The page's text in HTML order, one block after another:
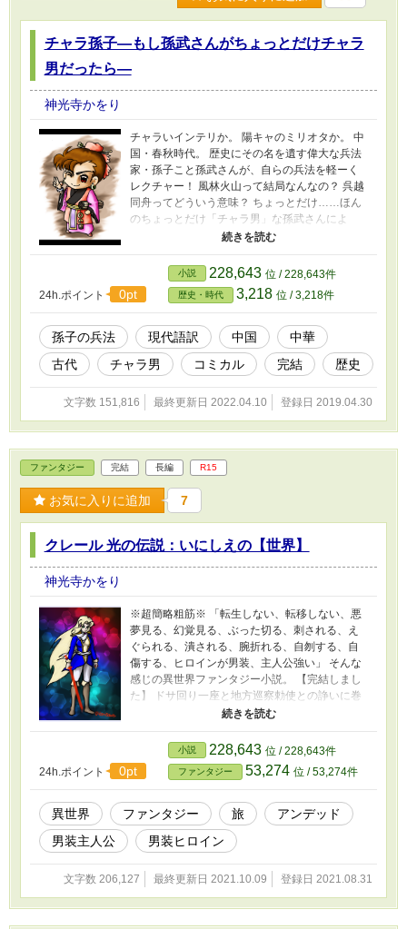
チャラ孫子―もし孫武さんがちょっとだけチャラ
男だったら―
神光寺かをり
チャラいインテリか。 陽キャのミリオタか。 中
国・春秋時代。 歴史にその名を遺す偉大な兵法
家・孫子こと孫武さんが、自らの兵法を軽ーく
レクチャー！ 風林火山って結局なんなの？ 呉越
同舟ってどういう意味？ ちょっとだけ……ほん
のちょっとだけ「チャラ男」な孫武さんによ
る、 軽薄な現代語訳「孫子の兵法」です。 ※直
ります。 ※この作品は、ノベルデイズ、pixiv小
説で公開中の同名作に、修正加筆を施した物で
す。 ※この作品は、ノベルアップ＋、小説家に
なろうでも公開しています。
24h.ポイント 0pt
小説 228,643 位 / 228,643件
歴史・時代 3,218 位 / 3,218件
孫子の兵法 現代語訳 中国
中華
古代
チャラ男 コミカル 完結 歴史
文字数 151,816 最終更新日 2022.04.10 登録日 2019.04.30
ファンタジー 完結 長編 R15
お気に入りに追加 7
クレール 光の伝説：いにしえの【世界】
神光寺かをり
※超簡略粗筋※ 「転生しない、転移しない、悪
夢見る、幻覚見る、ぶった切る、刺される、え
ぐられる、潰される、腕折れる、自刎する、自
傷する、ヒロインが男装、主人公強い」 そんな
感じの異世界ファンタジー小説。 【完結しまし
た】 ドサ回り一座と地方巡察勅使との諍いに巻
き込まれた男装剣士エル・クレールと中年剣士
ブライトは彼らに、各々「武者修行中の貴族の
若君とその家臣」であると思いこませ、場を取
り繕う。 一座の戯作者マイヤーは「美形の若
侍」であるクレールを妙に気に入ったらしく、
芝居小屋に招いた。 この一座の芝居「戦乙女ク
ラリス」の「原作」が皇弟フレキの手による資
料であると言うマイヤーにクレールとブライト
は不信感を抱く。 一方「勅使」の宿舎では怪し
個人サイト、小説家になろう、ノベルアップ＋
24h.ポイント 0pt
小説 228,643 位 / 228,643件
ファンタジー 53,274 位 / 53,274件
異世界 ファンタジー 旅
アンデッド
男装主人公
男装ヒロイン
文字数 206,127 最終更新日 2021.10.09 登録日 2021.08.31